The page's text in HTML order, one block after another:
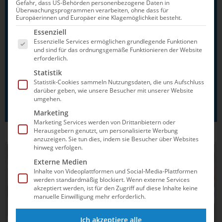
SV), Niclas Keilmann (DSW 1912
Darmstadt), Leo Leverkus (SGR
Karlsruhe), Johannes Liebmann (SC
Magdeburg), Fabian Mager (SG Neuss),
Daniel Olenberg (VfL Osnabrück), Gian
Luca Reduth (SG Bayer), Larus Thiel
(SG Bayer), Jannes Schmidt (SC
Wiesbaden 1911)
Gefahr, dass US-Behörden personenbezogene Daten in
Überwachungsprogrammen verarbeiten, ohne dass für
Europäerinnen und Europäer eine Klagemöglichkeit besteht.
Es folgt eine Liste der Service-Gruppen, für die
Essenziell
Essenzielle Services ermöglichen grundlegende Funktionen
und sind für das ordnungsgemäße Funktionieren der Website
erforderlich.
Statistik
Statistik-Cookies sammeln Nutzungsdaten, die uns Aufschluss
darüber geben, wie unsere Besucher mit unserer Website
umgehen.
Marketing
Marketing Services werden von Drittanbietern oder
Herausgebern genutzt, um personalisierte Werbung
anzuzeigen. Sie tun dies, indem sie Besucher über Websites
hinweg verfolgen.
Externe Medien
Inhalte von Videoplattformen und Social-Media-Plattformen
werden standardmäßig blockiert. Wenn externe Services
akzeptiert werden, ist für den Zugriff auf diese Inhalte keine
manuelle Einwilligung mehr erforderlich.
Ich akzeptiere alle